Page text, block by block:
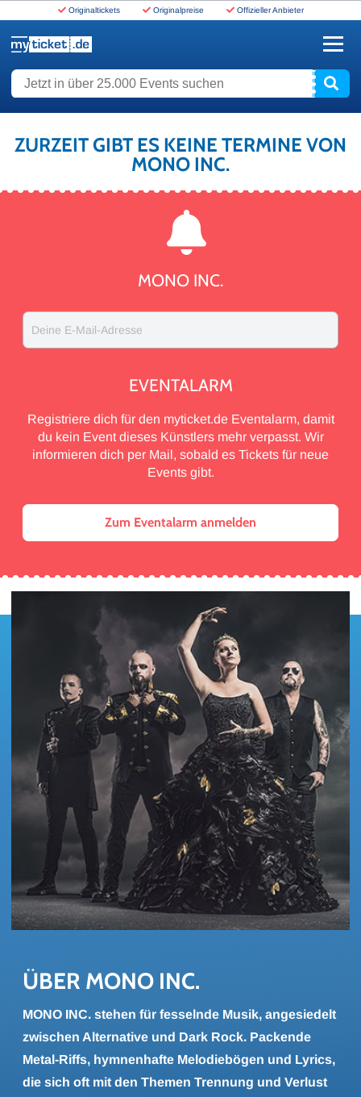
Originaltickets Originalpreise Offizieller Anbieter
Jetzt in über 25.000 Events suchen
ZURZEIT GIBT ES KEINE TERMINE VON
MONO INC.
MONO INC.
Deine E-Mail-Adresse
EVENTALARM
Registriere dich für den myticket.de Eventalarm, damit
du kein Event dieses Künstlers mehr verpasst. Wir
informieren dich per Mail, sobald es Tickets für neue
Events gibt.
Zum Eventalarm anmelden
ÜBER MONO INC.
MONO INC. stehen für fesselnde Musik, angesiedelt
zwischen Alternative und Dark Rock. Packende
Metal-Riffs, hymnenhafte Melodiebögen und Lyrics,
die sich oft mit den Themen Trennung und Verlust